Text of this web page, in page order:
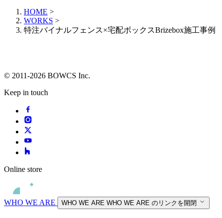
HOME >
WORKS >
特注バイナルフェンス×宅配ボックスBrizebox施工事例
© 2011-2026 BOWCS Inc.
Keep in touch
Online store
WHO WE ARE WHO WE ARE WHO WE ARE のリンクを開閉